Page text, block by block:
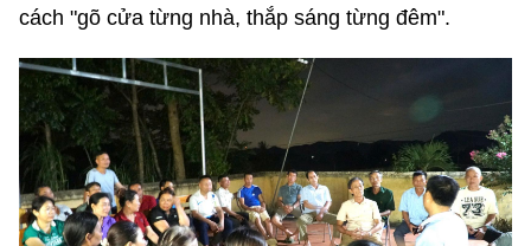
cách "gõ cửa từng nhà, thắp sáng từng đêm".